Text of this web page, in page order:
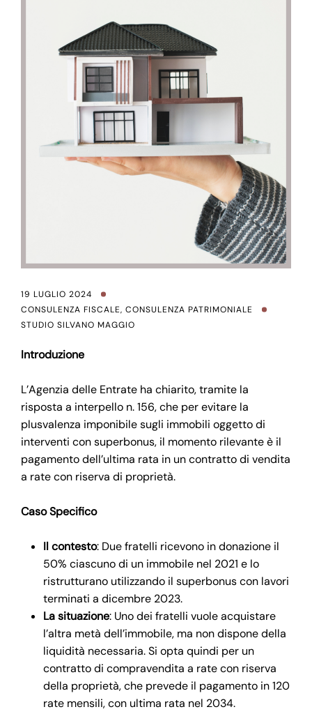
19 LUGLIO 2024
CONSULENZA FISCALE, CONSULENZA PATRIMONIALE
STUDIO SILVANO MAGGIO
Introduzione
L’Agenzia delle Entrate ha chiarito, tramite la
risposta a interpello n. 156, che per evitare la
plusvalenza imponibile sugli immobili oggetto di
interventi con superbonus, il momento rilevante è il
pagamento dell’ultima rata in un contratto di vendita
a rate con riserva di proprietà.
Caso Specifico
Il contesto: Due fratelli ricevono in donazione il
50% ciascuno di un immobile nel 2021 e lo
ristrutturano utilizzando il superbonus con lavori
terminati a dicembre 2023.
La situazione: Uno dei fratelli vuole acquistare
l’altra metà dell’immobile, ma non dispone della
liquidità necessaria. Si opta quindi per un
contratto di compravendita a rate con riserva
della proprietà, che prevede il pagamento in 120
rate mensili, con ultima rata nel 2034.